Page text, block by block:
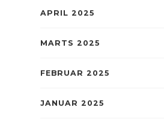
APRIL 2025
MARTS 2025
FEBRUAR 2025
JANUAR 2025